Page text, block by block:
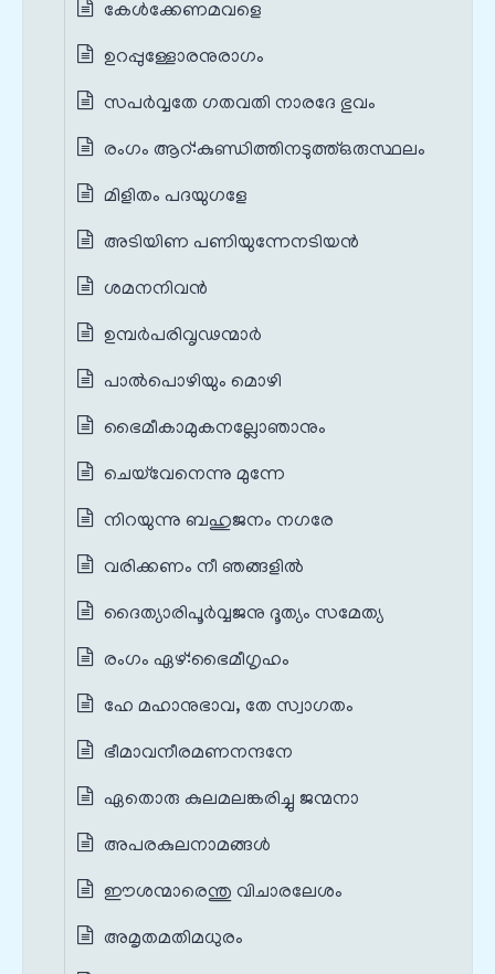
കേൾക്കേണമവളെ
ഉറപ്പുള്ളോരനുരാഗം
സപർവ്വതേ ഗതവതി നാരദേ ഭുവം
രംഗം ആറ്‌:കുണ്ഡിത്തിനടുത്ത്‌ഒരുസ്ഥലം
മിളിതം പദയുഗളേ
അടിയിണ പണിയുന്നേനടിയൻ
ശമനനിവൻ
ഉമ്പർപരിവൃഢന്മാർ
പാൽപൊഴിയും മൊഴി
ഭൈമീകാമുകനല്ലോഞാനും
ചെയ്‌വേനെന്നു മുന്നേ
നിറയുന്നു ബഹുജനം നഗരേ
വരിക്കണം നീ ഞങ്ങളിൽ
ദൈത്യാരിപൂർവ്വജനു ദൂത്യം സമേത്യ
രംഗം ഏഴ്‌:ഭൈമീഗൃഹം
ഹേ മഹാനുഭാവ, തേ സ്വാഗതം
ഭീമാവനീരമണനന്ദനേ
ഏതൊരു കുലമലങ്കരിച്ചു ജന്മനാ
അപരകുലനാമങ്ങൾ
ഈശന്മാരെന്തു വിചാരലേശം
അമൃതമതിമധുരം